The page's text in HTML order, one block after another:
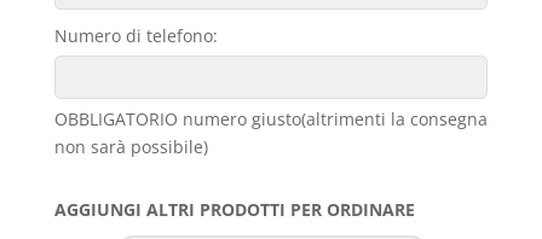
Numero di telefono:
OBBLIGATORIO numero giusto(altrimenti la consegna
non sarà possibile)
AGGIUNGI ALTRI PRODOTTI PER ORDINARE